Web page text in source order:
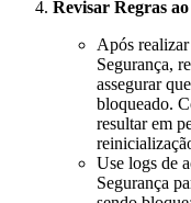
Revisar Regras
Após
Segurança,
assegurar
bloqueado.
resultar em
Use logs de
Segurança